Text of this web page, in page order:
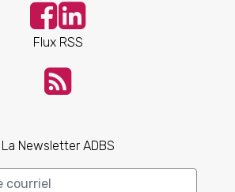
Flux RSS
La Newsletter ADBS